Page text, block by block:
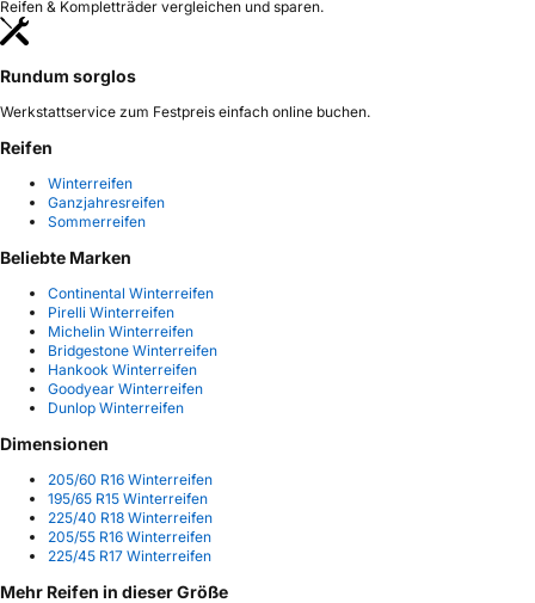
Reifen & Kompletträder vergleichen und sparen.
Rundum sorglos
Werkstattservice zum Festpreis einfach online buchen.
Reifen
Winterreifen
Ganzjahresreifen
Sommerreifen
Beliebte Marken
Continental Winterreifen
Pirelli Winterreifen
Michelin Winterreifen
Bridgestone Winterreifen
Hankook Winterreifen
Goodyear Winterreifen
Dunlop Winterreifen
Dimensionen
205/60 R16 Winterreifen
195/65 R15 Winterreifen
225/40 R18 Winterreifen
205/55 R16 Winterreifen
225/45 R17 Winterreifen
Mehr Reifen in dieser Größe